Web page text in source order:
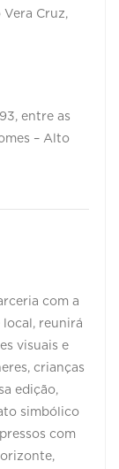
Cruz,
entre as
– Alto
com a
local, reunirá
visuais e
crianças
edição,
simbólico
com